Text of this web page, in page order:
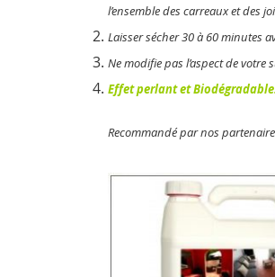
l’ensemble des carreaux et des
Laisser sécher 30 à 60 minutes
Ne modifie pas l’aspect de votre
Effet perlant et
Recommandé par nos